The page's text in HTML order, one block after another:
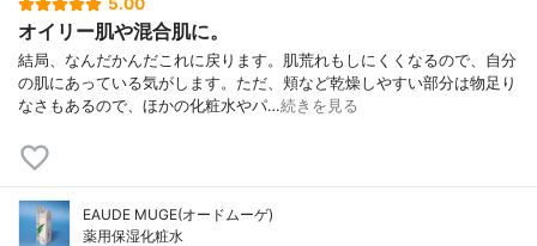
5.00
オイリー肌や混合肌に。
結局、なんだかんだこれに戻ります。肌荒れもしにくくなるので、自分
の肌にあっている気がします。ただ、頬など乾燥しやすい部分は物足り
なさもあるので、ほかの化粧水やパ…続きを見る
EAUDE MUGE(オードムーゲ)
薬用保湿化粧水